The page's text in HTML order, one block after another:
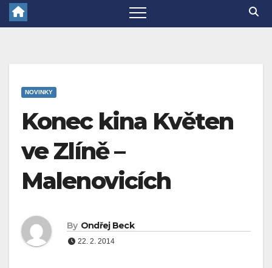
NOVINKY
Konec kina Květen
ve Zlíně –
Malenovicích
By Ondřej Beck
22. 2. 2014